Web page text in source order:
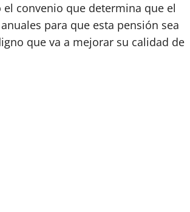
convenio que determina que el
para que esta pensión sea
que va a mejorar su calidad de